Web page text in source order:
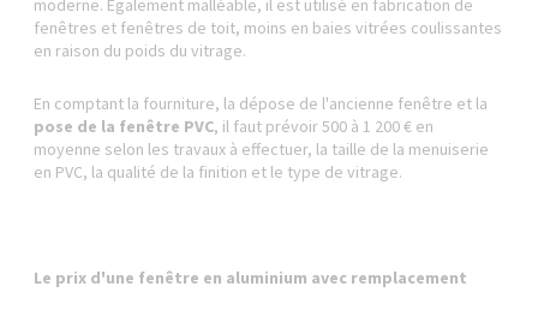
moderne. Également malléable, il est utilisé en fabrication de
fenêtres et fenêtres de toit, moins en baies vitrées coulissantes
en raison du poids du vitrage.
En comptant la fourniture, la dépose de l'ancienne fenêtre et la
pose de la fenêtre PVC, il faut prévoir 500 à 1 200 € en
moyenne selon les travaux à effectuer, la taille de la menuiserie
en PVC, la qualité de la finition et le type de vitrage.
Le prix d'une fenêtre en aluminium avec remplacement